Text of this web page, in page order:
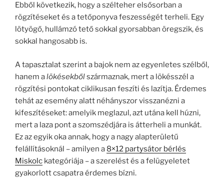
Ebből következik, hogy a szélteher elsősorban a
rögzítéseket és a tetőponyva feszességét terheli. Egy
lötyögő, hullámzó tető sokkal gyorsabban öregszik, és
sokkal hangosabb is.
A tapasztalat szerint a bajok nem az egyenletes szélből,
hanem alökésekbőlszármaznak, mert a lökésszél a
rögzítési pontokat ciklikusan feszíti és lazítja. Érdemes
tehát az esemény alatt néhányszor visszanézni a
kifeszítéseket: amelyik meglazul, azt utána kell húzni,
mert a laza pont a szomszédjára is átterheli a munkát.
Ez az egyik oka annak, hogy a nagy alapterületű
felállításoknál – amilyen a 8×12 partysátor bérlés
Miskolc kategóriája – a szerelést és a felügyeletet
gyakorlott csapatra érdemes bízni.